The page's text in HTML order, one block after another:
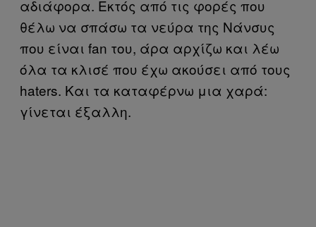
αδιάφορα. Εκτός από τις φορές που
θέλω να σπάσω τα νεύρα της Νάνσυς
που είναι fan του, άρα αρχίζω και λέω
όλα τα κλισέ που έχω ακούσει από τους
haters. Και τα καταφέρνω μια χαρά:
γίνεται έξαλλη.